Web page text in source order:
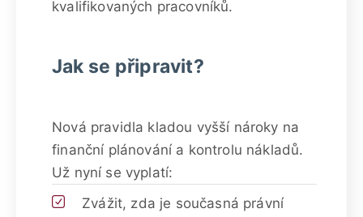
kvalifikovaných pracovníků.
Jak se připravit?
Nová pravidla kladou vyšší nároky na
finanční plánování a kontrolu nákladů.
Už nyní se vyplatí:
Zvážit, zda je současná právní